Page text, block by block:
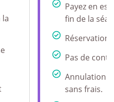
Payez en
fin de la
Réservation
Pas de
Annulation
sans frais.
la